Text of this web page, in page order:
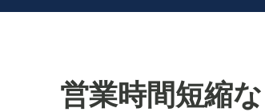
営業時間短縮